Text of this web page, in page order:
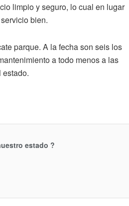
limpio y seguro, lo cual en lugar
bien.
parque. A la fecha son seis los
a todo menos a las
estado.
estado ?